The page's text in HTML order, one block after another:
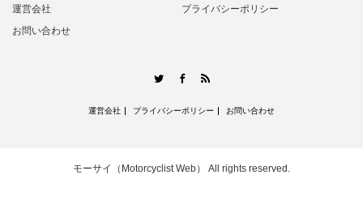
運営会社
プライバシーポリシー
お問い合わせ
TwitterFacebook
運営会社 プライバシーポリシー お問い合わせ
モーサイ（Motorcyclist Web） All rights reserved.